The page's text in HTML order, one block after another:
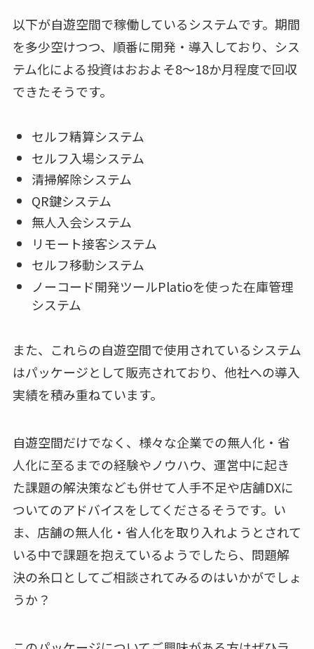
以下が自遊空間で稼働しているシステムです。期間
を多少空けつつ、順番に開発・導入しており、シス
テム化による投資はおおよそ8～18か月程度で回収
できたそうです。
セルフ精算システム
セルフ入場システム
清掃解除システム
QR鍵システム
無人入会システム
リモート接客システム
セルフ移動システム
ノーコード開発ツールPlatioを使った在庫管理
システム
また、これらの自遊空間で使用されているシステム
はパッケージとして販売されており、他社への導入
実績を積み重ねています。
自遊空間だけでなく、様々な企業での無人化・省
人化に至るまでの経験やノウハウ、運営中に起き
た課題の解決策なども併せて人手不足や店舗DXに
ついてのアドバイスをしてくださるそうです。い
ま、店舗の無人化・省人化を取り入れようとされて
いる中で課題を抱えているようでしたら、問題解
決の糸口としてご相談されてみるのはいかがでしょ
うか？